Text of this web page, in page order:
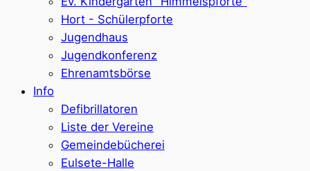
Hort - Schülerpforte
Jugendhaus
Jugendkonferenz
Ehrenamtsbörse
Info
Defibrillatoren
Liste der Vereine
Gemeindebücherei
Eulsete-Halle